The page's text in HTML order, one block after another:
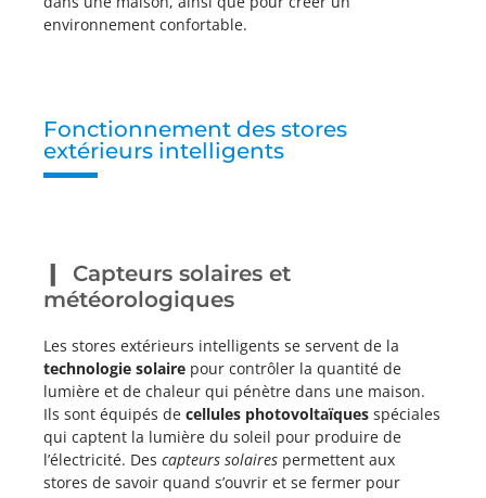
environnement confortable.
Fonctionnement des stores
extérieurs intelligents
Capteurs solaires et
météorologiques
Les stores extérieurs intelligents se servent de la
technologie solaire pour contrôler la quantité de
lumière et de chaleur qui pénètre dans une maison.
Ils sont équipés de cellules photovoltaïques spéciales
qui captent la lumière du soleil pour produire de
l’électricité. Des capteurs solaires permettent aux
stores de savoir quand s’ouvrir et se fermer pour